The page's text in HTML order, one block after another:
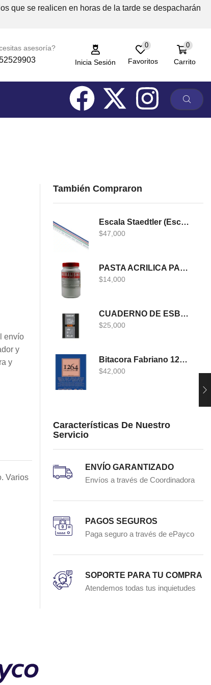
que se realicen en horas de la tarde se despacharán
asesoría?
Inicia Sesión
0
Favoritos
0
Carrito
envío
y
y
Varios
También Compraron
Escala Staedtler (Escalimetro)
$47,000
PASTA ACRILICA PARA MURALISMO 400 GRS
$14,000
CUADERNO DE ESBOZO CANSON ONE
$25,000
Bitacora Fabriano 1264 DIBUJO A5
$42,000
Características De Nuestro
Servicio
ENVÍO GARANTIZADO
Envíos a través de Coordinadora
PAGOS SEGUROS
Paga seguro a través de ePayco
SOPORTE PARA TU COMPRA
Atendemos todas tus inquietudes